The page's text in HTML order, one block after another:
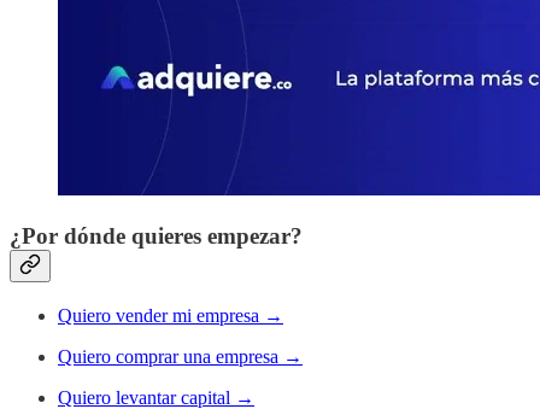
¿Por dónde quieres empezar?
Quiero vender mi empresa →
Quiero comprar una empresa →
Quiero levantar capital →